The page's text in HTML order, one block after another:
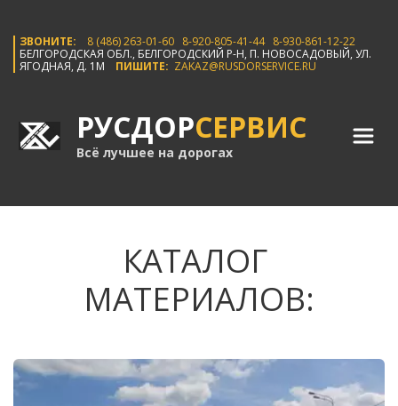
ЗВОНИТЕ: 8 (486) 263-01-60 8-920-805-41-44 8-930-861-12-22
БЕЛГОРОДСКАЯ ОБЛ., БЕЛГОРОДСКИЙ Р-Н, П. НОВОСАДОВЫЙ, УЛ.
ЯГОДНАЯ, Д. 1М ПИШИТЕ: ZAKAZ@RUSDORSERVICE.RU
РУСДОРСЕРВИС
Всё лучшее на дорогах
КАТАЛОГ
МАТЕРИАЛОВ: